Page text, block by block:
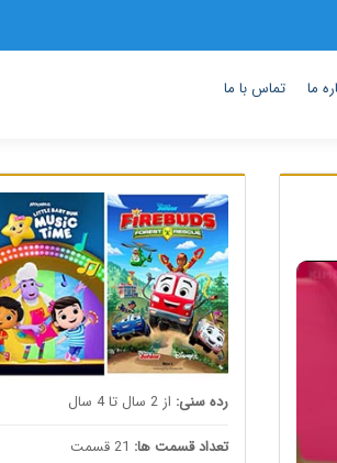
ما تماس با ما
رده سنی: از 2 سال تا 4 سال
تعداد قسمت ها: